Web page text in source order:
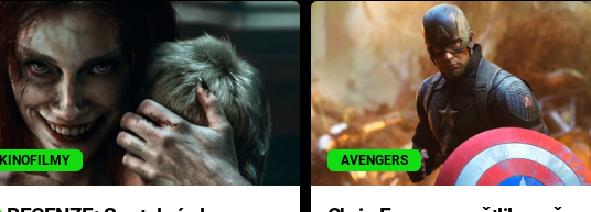
KINOFILMY AVENGERS